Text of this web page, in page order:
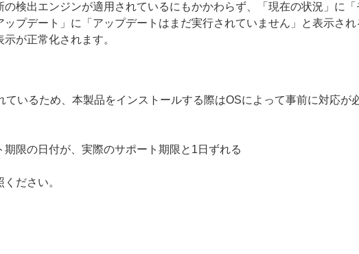
の検出エンジンが適用されているにもかかわらず、「現在の状況」に
プデート」に「アップデートはまだ実行されていません」と表示され
が正常化されます。
いるため、本製品をインストールする際はOSによって事前に対応が
限の日付が、実際のサポート期限と1日ずれる
ください。